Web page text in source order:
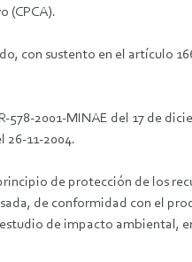
(CPCA).
con sustento en el artículo
2001-MINAE del 17 de
26-11-2004.
de protección de los
de conformidad con el
de impacto ambiental,